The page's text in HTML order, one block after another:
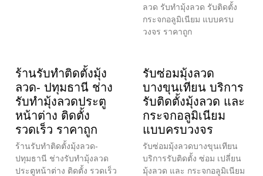
ลวด รับทำมุ้งลวด รับติดตั้ง
กระจกอลูมิเนียม แบบครบ
วงจร ราคาถูก
ร้านรับทำติดตั้งมุ้ง
ลวด- ปทุมธานี ช่าง
รับทำมุ้งลวดประตู
หน้าต่าง ติดตั้ง
รวดเร็ว ราคาถูก
ร้านรับทำติดตั้งมุ้งลวด-
ปทุมธานี ช่างรับทำมุ้งลวด
ประตูหน้าต่าง ติดตั้ง รวดเร็ว
รับซ่อมมุ้งลวด
บางขุนเทียน บริการ
รับติดตั้งมุ้งลวด และ
กระจกอลูมิเนียม
แบบครบวงจร
รับซ่อมมุ้งลวดบางขุนเทียน
บริการรับติดตั้ง ซ่อม เปลี่ยน
มุ้งลวด และ กระจกอลูมิเนียม